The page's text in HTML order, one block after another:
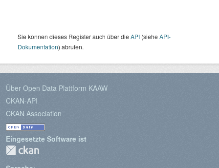
Sie können dieses Register auch über dieAPI (sieheAPI-
Dokumentation) abrufen.
Über Open Data Plattform KAAW
CKAN-API
CKAN Association
Eingesetzte Software ist